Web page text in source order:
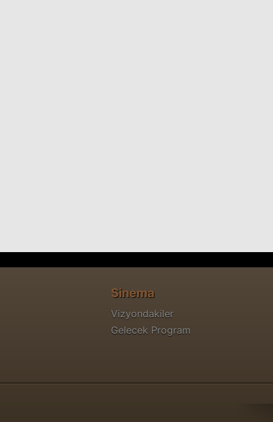
Sinema
Vizyondakiler
Gelecek Program